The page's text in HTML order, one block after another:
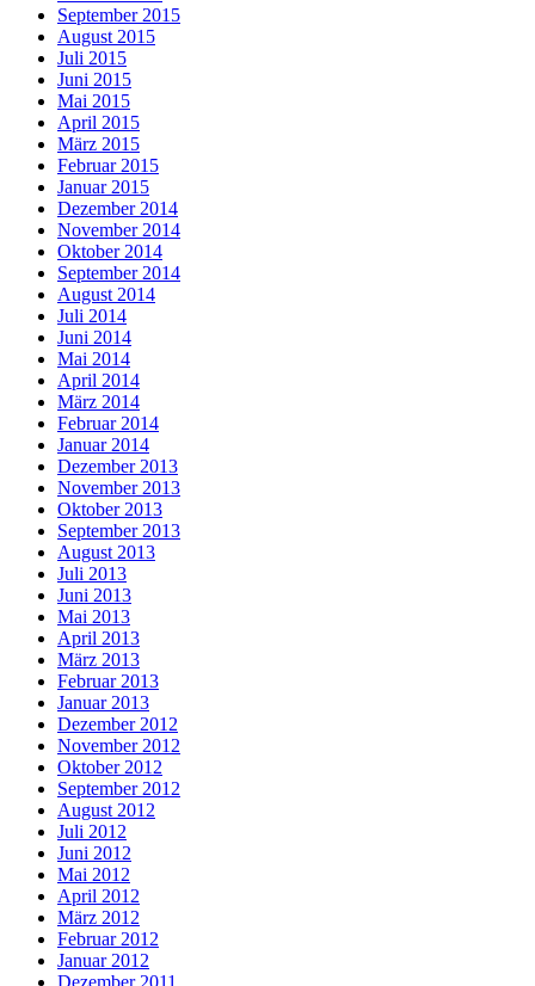
September 2015
August 2015
Juli 2015
Juni 2015
Mai 2015
April 2015
März 2015
Februar 2015
Januar 2015
Dezember 2014
November 2014
Oktober 2014
September 2014
August 2014
Juli 2014
Juni 2014
Mai 2014
April 2014
März 2014
Februar 2014
Januar 2014
Dezember 2013
November 2013
Oktober 2013
September 2013
August 2013
Juli 2013
Juni 2013
Mai 2013
April 2013
März 2013
Februar 2013
Januar 2013
Dezember 2012
November 2012
Oktober 2012
September 2012
August 2012
Juli 2012
Juni 2012
Mai 2012
April 2012
März 2012
Februar 2012
Januar 2012
Dezember 2011